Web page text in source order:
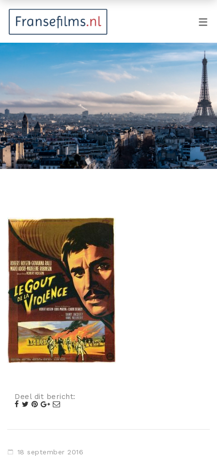
Animatie
Documentaire
Drama
Fantasy
Horror
Misdaad
Musical
Oorlogsfilm
Romantische komedie
Thriller
Deel dit bericht:
18 september 2016